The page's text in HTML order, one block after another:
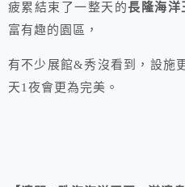
疲累結束了一整天的長隆海洋
富有趣的園區，
有不少展館&秀沒看到，設施
天1夜會更為完美。